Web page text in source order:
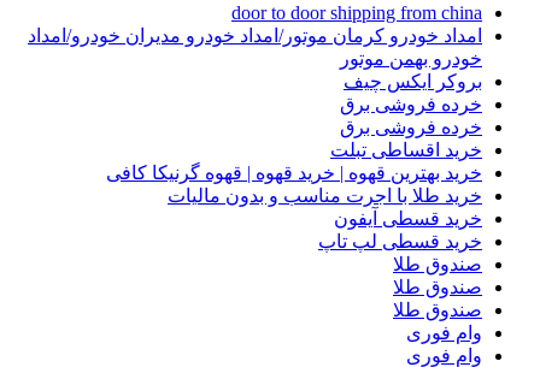
door to door shipping from china
امداد خودرو کرمان موتور/امداد خودرو مدیران خودرو/امداد
خودرو بهمن موتور
بروکر ایکس چیف
خرده فروشی برق
خرده فروشی برق
خرید اقساطی تبلت
خرید بهترین قهوه | خرید قهوه | قهوه گرنیکا کافی
خرید طلا با اجرت مناسب و بدون مالیات
خرید قسطی آیفون
خرید قسطی لپ تاپ
صندوق طلا
صندوق طلا
صندوق طلا
وام فوری
وام فوری